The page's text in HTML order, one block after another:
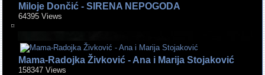
Miloje Dončić - SIRENA NEPOGODA
64395 Views
Mama-Radojka Živković - Ana i Marija Stojaković
158347 Views